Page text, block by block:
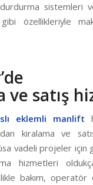
sistemleri
özellikleriyle
ve satış
eklemli manlift
kiralama ve
vadeli projeler için
hizmetleri
bakım, operatör